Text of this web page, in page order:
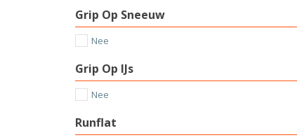
Grip Op Sneeuw
Nee
Grip Op IJs
Nee
Runflat